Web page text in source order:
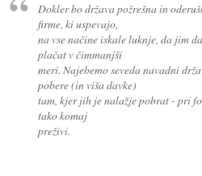
Dokler bo država požrešna in
firme, ki uspevajo,
na vse načine iskale luknje, da jim
plačat v čimmanjši
meri. Najebemo seveda navadni
pobere (in viša davke)
tam, kjer jih je nalažje pobrat - pri
tako komaj
preživi.